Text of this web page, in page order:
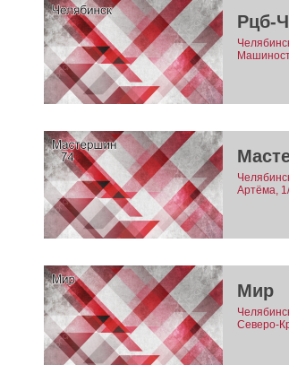
Рцб-
Артёма,
Мир
Северо-